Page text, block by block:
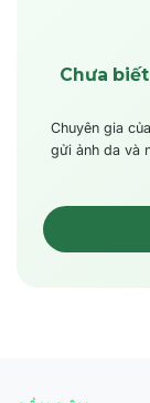
Chưa
Chuyên gia
gửi ảnh da và